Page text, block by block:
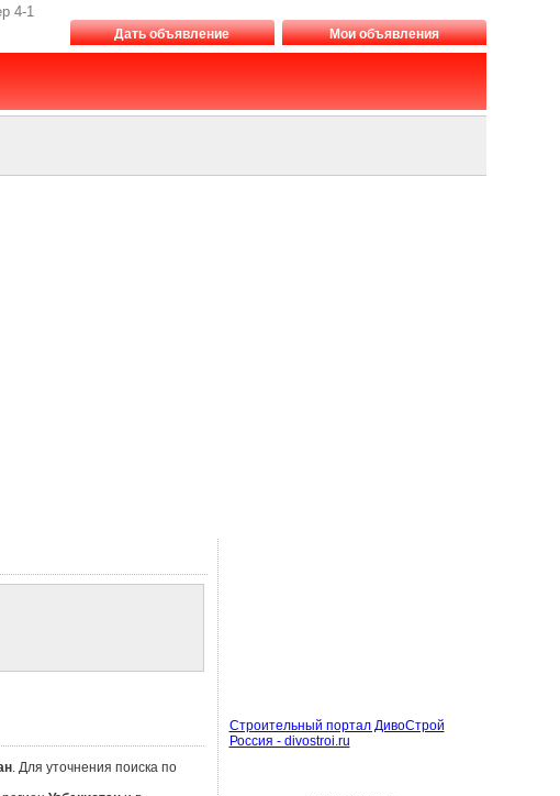
4-1
Дать объявление Мои объявления
. Для уточнения поиска по
Строительный портал ДивоСтрой
Россия - divostroi.ru